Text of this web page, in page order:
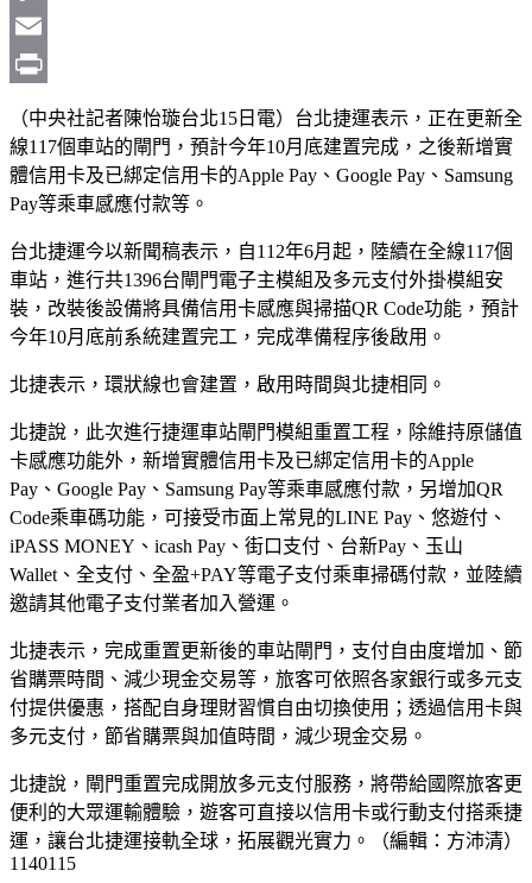
Copy
Link
Email
（中央社記者陳怡璇台北15日電）台北捷運表示，正在更新全
線117個車站的閘門，預計今年10月底建置完成，之後新增實
體信用卡及已綁定信用卡的Apple Pay、Google Pay、Samsung
Pay等乘車感應付款等。
台北捷運今以新聞稿表示，自112年6月起，陸續在全線117個
車站，進行共1396台閘門電子主模組及多元支付外掛模組安
裝，改裝後設備將具備信用卡感應與掃描QR Code功能，預計
今年10月底前系統建置完工，完成準備程序後啟用。
北捷表示，環狀線也會建置，啟用時間與北捷相同。
北捷說，此次進行捷運車站閘門模組重置工程，除維持原儲值
卡感應功能外，新增實體信用卡及已綁定信用卡的Apple
Pay、Google Pay、Samsung Pay等乘車感應付款，另增加QR
Code乘車碼功能，可接受市面上常見的LINE Pay、悠遊付、
iPASS MONEY、icash Pay、街口支付、台新Pay、玉山
Wallet、全支付、全盈+PAY等電子支付乘車掃碼付款，並陸續
邀請其他電子支付業者加入營運。
北捷表示，完成重置更新後的車站閘門，支付自由度增加、節
省購票時間、減少現金交易等，旅客可依照各家銀行或多元支
付提供優惠，搭配自身理財習慣自由切換使用；透過信用卡與
多元支付，節省購票與加值時間，減少現金交易。
北捷說，閘門重置完成開放多元支付服務，將帶給國際旅客更
便利的大眾運輸體驗，遊客可直接以信用卡或行動支付搭乘捷
運，讓台北捷運接軌全球，拓展觀光實力。（編輯：方沛清）
1140115